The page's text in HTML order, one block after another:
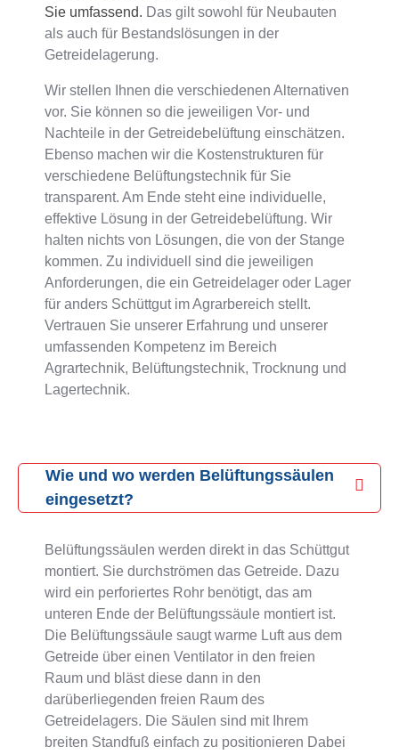
Sie umfassend. Das gilt sowohl für Neubauten
als auch für Bestandslösungen in der
Getreidelagerung.
Wir stellen Ihnen die verschiedenen Alternativen
vor. Sie können so die jeweiligen Vor- und
Nachteile in der Getreidebelüftung einschätzen.
Ebenso machen wir die Kostenstrukturen für
verschiedene Belüftungstechnik für Sie
transparent. Am Ende steht eine individuelle,
effektive Lösung in der Getreidebelüftung. Wir
halten nichts von Lösungen, die von der Stange
kommen. Zu individuell sind die jeweiligen
Anforderungen, die ein Getreidelager oder Lager
für anders Schüttgut im Agrarbereich stellt.
Vertrauen Sie unserer Erfahrung und unserer
umfassenden Kompetenz im Bereich
Agrartechnik, Belüftungstechnik, Trocknung und
Lagertechnik.
Wie und wo werden Belüftungssäulen
eingesetzt?
Belüftungssäulen werden direkt in das Schüttgut
montiert. Sie durchströmen das Getreide. Dazu
wird ein perforiertes Rohr benötigt, das am
unteren Ende der Belüftungssäule montiert ist.
Die Belüftungssäule saugt warme Luft aus dem
Getreide über einen Ventilator in den freien
Raum und bläst diese dann in den
darüberliegenden freien Raum des
Getreidelagers. Die Säulen sind mit Ihrem
breiten Standfuß einfach zu positionieren Dabei